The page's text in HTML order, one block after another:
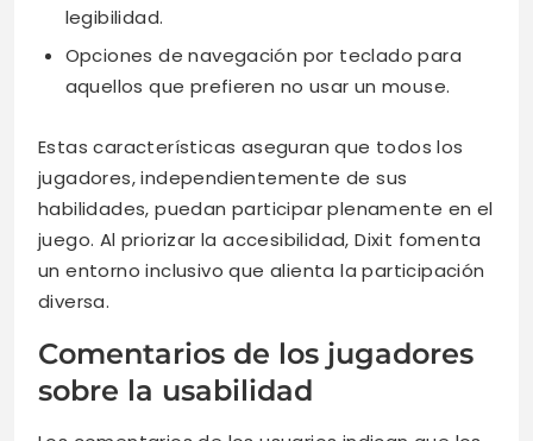
legibilidad.
Opciones de navegación por teclado para
aquellos que prefieren no usar un mouse.
Estas características aseguran que todos los
jugadores, independientemente de sus
habilidades, puedan participar plenamente en el
juego. Al priorizar la accesibilidad, Dixit fomenta
un entorno inclusivo que alienta la participación
diversa.
Comentarios de los jugadores
sobre la usabilidad